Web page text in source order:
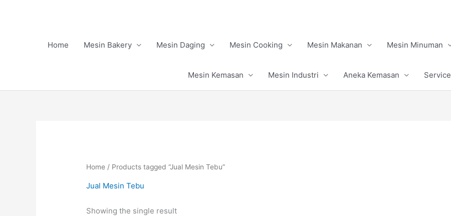
Home
Mesin Bakery Mesin Daging Mesin Cooking Mesin Makanan Mesin Minuman
Mesin Kemasan Mesin Industri Aneka Kemasan Service
Home / Products tagged “Jual Mesin Tebu”
Jual Mesin Tebu
Showing the single result